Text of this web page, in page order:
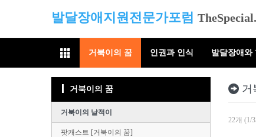
발달장애지원전문가포럼
거북이의 꿈 인권과 인식 발달장애와
거
22개 (1/
거북이의 꿈
거북이의 날적이
팟캐스트 [거북이의 꿈]